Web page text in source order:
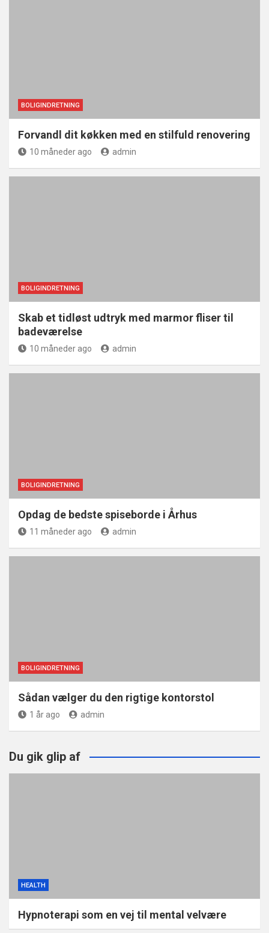
BOLIGINDRETNING
Forvandl dit køkken med en stilfuld renovering
10 måneder ago admin
BOLIGINDRETNING
Skab et tidløst udtryk med marmor fliser til
badeværelse
10 måneder ago admin
BOLIGINDRETNING
Opdag de bedste spiseborde i Århus
11 måneder ago admin
BOLIGINDRETNING
Sådan vælger du den rigtige kontorstol
1 år ago admin
Du gik glip af
HEALTH
Hypnoterapi som en vej til mental velvære